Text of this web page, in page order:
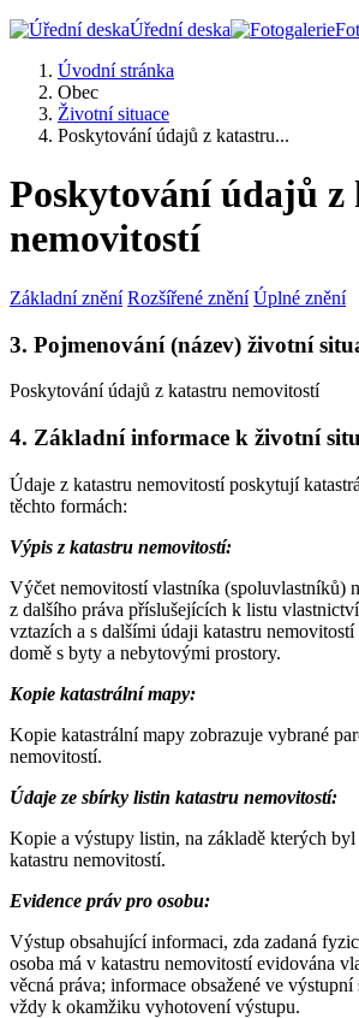
Úřední deska
Úvodní stránka
Obec
Životní situace
Poskytování údajů z katastru...
Poskytování údajů z
nemovitostí
Základní znění Rozšířené znění Úplné znění
3. Pojmenování (název) životní
Poskytování údajů z katastru nemovitostí
4. Základní informace k životní
Údaje z katastru nemovitostí poskytují
těchto formách:
Výpis z katastru nemovitostí:
Výčet nemovitostí vlastníka (spoluvlastníků)
z dalšího práva příslušejících k listu
vztazích a s dalšími údaji katastru
domě s byty a nebytovými prostory.
Kopie katastrální mapy:
Kopie katastrální mapy zobrazuje vybrané
nemovitostí.
Údaje ze sbírky listin katastru nemovitostí:
Kopie a výstupy listin, na základě kterých byl
katastru nemovitostí.
Evidence práv pro osobu:
Výstup obsahující informaci, zda zadaná
osoba má v katastru nemovitostí evidována
věcná práva; informace obsažené ve výstupní
vždy k okamžiku vyhotovení výstupu.